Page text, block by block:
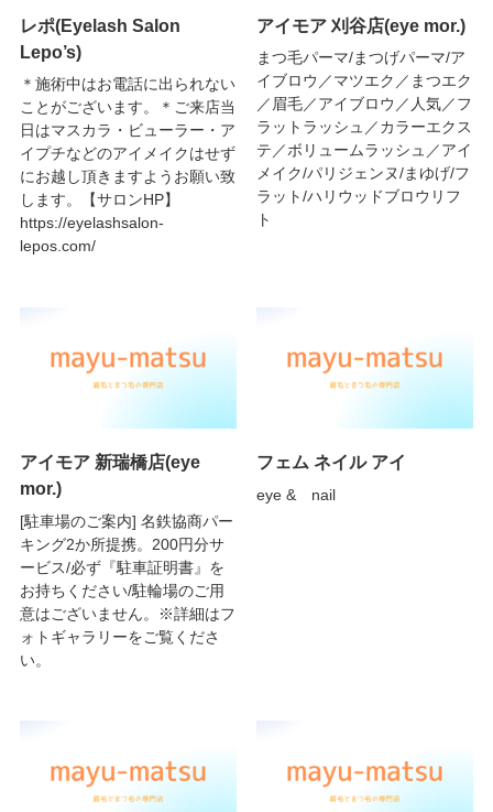
レポ(Eyelash Salon
Lepo’s)
＊施術中はお電話に出られない
ことがございます。＊ご来店当
日はマスカラ・ビューラー・ア
イプチなどのアイメイクはせず
にお越し頂きますようお願い致
します。【サロンHP】
https://eyelashsalon-
lepos.com/
アイモア 刈谷店(eye mor.)
まつ毛パーマ/まつげパーマ/ア
イブロウ／マツエク／まつエク
／眉毛／アイブロウ／人気／フ
ラットラッシュ／カラーエクス
テ／ボリュームラッシュ／アイ
メイク/パリジェンヌ/まゆげ/フ
ラット/ハリウッドブロウリフ
ト
アイモア 新瑞橋店(eye
mor.)
[駐車場のご案内] 名鉄協商パー
キング2か所提携。200円分サ
ービス/必ず『駐車証明書』を
お持ちください/駐輪場のご用
意はございません。※詳細はフ
ォトギャラリーをご覧くださ
い。
フェム ネイル アイ
eye & nail